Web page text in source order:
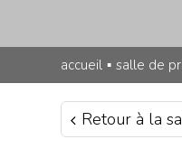
accueil ▪ salle de
Retour à la